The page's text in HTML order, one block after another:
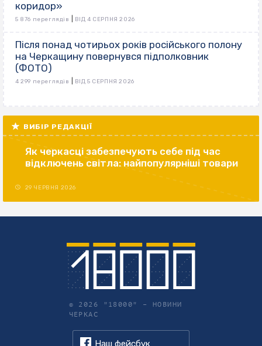
коридор»
5 876 переглядів ВІД 4 СЕРПНЯ 2026
Після понад чотирьох років російського полону
на Черкащину повернувся підполковник
(ФОТО)
4 299 переглядів ВІД 5 СЕРПНЯ 2026
ВИБІР РЕДАКЦІЇ
Як черкасці забезпечують себе під час
відключень світла: найпопулярніші товари
29 ЧЕРВНЯ 2026
© 2026 "18000" – НОВИНИ
ЧЕРКАС
Наш фейсбук